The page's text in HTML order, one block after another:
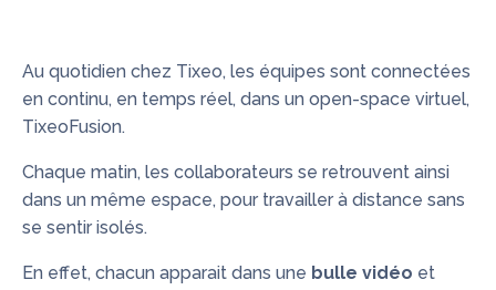
Au quotidien chez Tixeo, les équipes sont connectées
en continu, en temps réel, dans un open-space virtuel,
TixeoFusion.
Chaque matin, les collaborateurs se retrouvent ainsi
dans un même espace, pour travailler à distance sans
se sentir isolés.
En effet, chacun apparait dans une bulle vidéo et